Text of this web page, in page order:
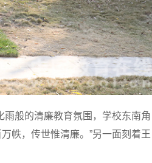
般的清廉教育氛围，学校东南角
帙，传世惟清廉。”另一面刻着王